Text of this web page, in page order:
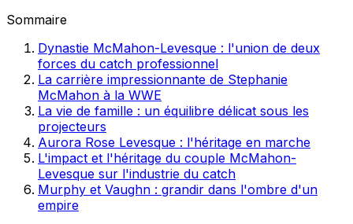
Sommaire
Dynastie McMahon-Levesque : l'union de deux
forces du catch professionnel
La carrière impressionnante de Stephanie
McMahon à la WWE
La vie de famille : un équilibre délicat sous les
projecteurs
Aurora Rose Levesque : l'héritage en marche
L'impact et l'héritage du couple McMahon-
Levesque sur l'industrie du catch
Murphy et Vaughn : grandir dans l'ombre d'un
empire